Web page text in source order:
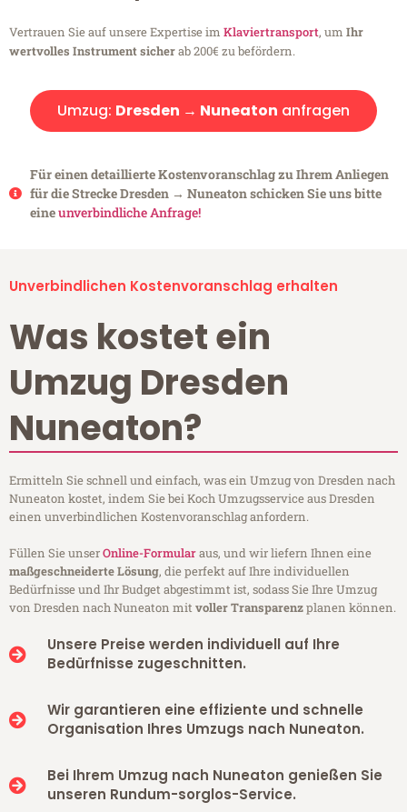
Vertrauen Sie auf unsere Expertise im Klaviertransport, um Ihr
wertvolles Instrument sicherab 200€ zu befördern.
Umzug: Dresden → Nuneaton anfragen
Für einen detaillierte Kostenvoranschlag zu Ihrem Anliegen
für die Strecke Dresden → Nuneaton schicken Sie uns bitte
eineunverbindliche Anfrage!
Unverbindlichen Kostenvoranschlag erhalten
Was kostet ein
Umzug Dresden
Nuneaton?
Ermitteln Sie schnell und einfach, was ein Umzug von Dresden nach
Nuneaton kostet, indem Sie bei Koch Umzugsservice aus Dresden
einen unverbindlichen Kostenvoranschlag anfordern.
Füllen Sie unserOnline-Formularaus, und wir liefern Ihnen eine
maßgeschneiderte Lösung, die perfekt auf Ihre individuellen
Bedürfnisse und Ihr Budget abgestimmt ist, sodass Sie Ihre Umzug
von Dresden nach Nuneaton mitvoller Transparenzplanen können.
Unsere Preise werden individuell auf Ihre
Bedürfnisse zugeschnitten.
Wir garantieren eine effiziente und schnelle
Organisation Ihres Umzugs nach Nuneaton.
Bei Ihrem Umzug nach Nuneaton genießen Sie
unseren Rundum-sorglos-Service.